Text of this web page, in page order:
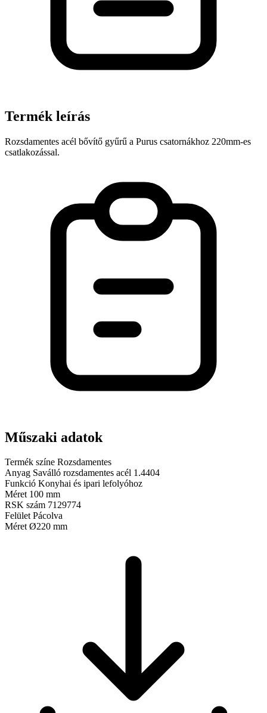
Termék leírás
Rozsdamentes acél bővítő gyűrű a Purus csatornákhoz 220mm-es
csatlakozással.
Műszaki adatok
Termék színe Rozsdamentes
Anyag Saválló rozsdamentes acél 1.4404
Funkció Konyhai és ipari lefolyóhoz
Méret 100 mm
RSK szám 7129774
Felület Pácolva
Méret Ø220 mm